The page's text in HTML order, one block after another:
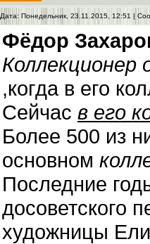
Дата: Понедельник, 23.11.2015, 12:51 |
Фёдор
,когда в его
Сейчас в его
Более 500 из
основном
Последние
досоветского
художницы